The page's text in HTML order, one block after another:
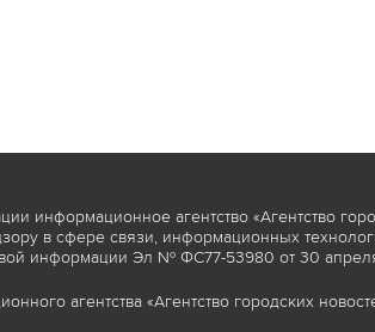
информационное агентство «Агентство
в сфере связи, информационных
информации Эл № ФС77-53980 от 30
агентства «Агентство городских